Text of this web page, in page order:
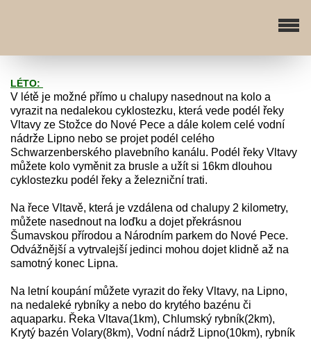
LÉTO:
V létě je možné přímo u chalupy nasednout na kolo a
vyrazit na nedalekou cyklostezku, která vede podél řeky
Vltavy ze Stožce do Nové Pece a dále kolem celé vodní
nádrže Lipno nebo se projet podél celého
Schwarzenberského plavebního kanálu. Podél řeky Vltavy
můžete kolo vyměnit za brusle a užít si 16km dlouhou
cyklostezku podél řeky a železniční trati.
Na řece Vltavě, která je vzdálena od chalupy 2 kilometry,
můžete nasednout na loďku a dojet překrásnou
Šumavskou přírodou a Národním parkem do Nové Pece.
Odvážnější a vytrvalejší jedinci mohou dojet klidně až na
samotný konec Lipna.
Na letní koupání můžete vyrazit do řeky Vltavy, na Lipno,
na nedaleké rybníky a nebo do krytého bazénu či
aquaparku. Řeka Vltava(1km), Chlumský rybník(2km),
Krytý bazén Volary(8km), Vodní nádrž Lipno(10km), rybník